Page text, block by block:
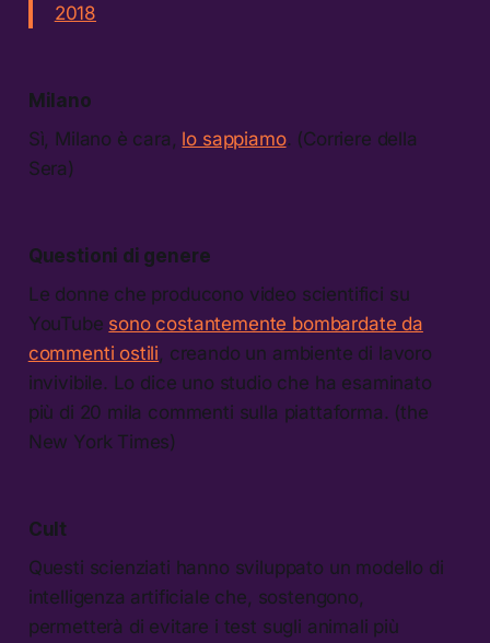
2018
Milano
Sì, Milano è cara, lo sappiamo. (Corriere della
Sera)
Questioni di genere
Le donne che producono video scientifici su
YouTube sono costantemente bombardate da
commenti ostili , creando un ambiente di lavoro
invivibile. Lo dice uno studio che ha esaminato
più di 20 mila commenti sulla piattaforma. (the
New York Times)
Cult
Questi scienziati hanno sviluppato un modello di
intelligenza artificiale che, sostengono,
permetterà di evitare i test sugli animali più